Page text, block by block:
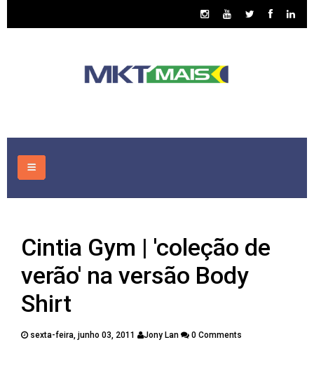
CONSULTORIA
ASSUNTOS
PUBLICAÇÕES
Cintia Gym | 'coleção de
verão' na versão Body
Shirt
sexta-feira, junho 03, 2011 Jony Lan 0 Comments